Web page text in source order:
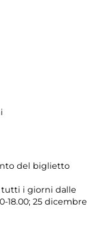
del biglietto
tutti i giorni dalle
18.00; 25 dicembre